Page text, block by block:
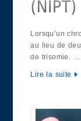
Lorsqu’un
au lieu de
de trisomie. …
Lire la suite